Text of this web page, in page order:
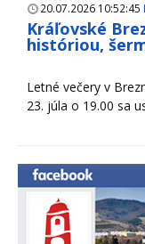
20.07.2026 10:52:45
Kráľovské
históriou,
Letné večery v
23. júla o 19.00 sa